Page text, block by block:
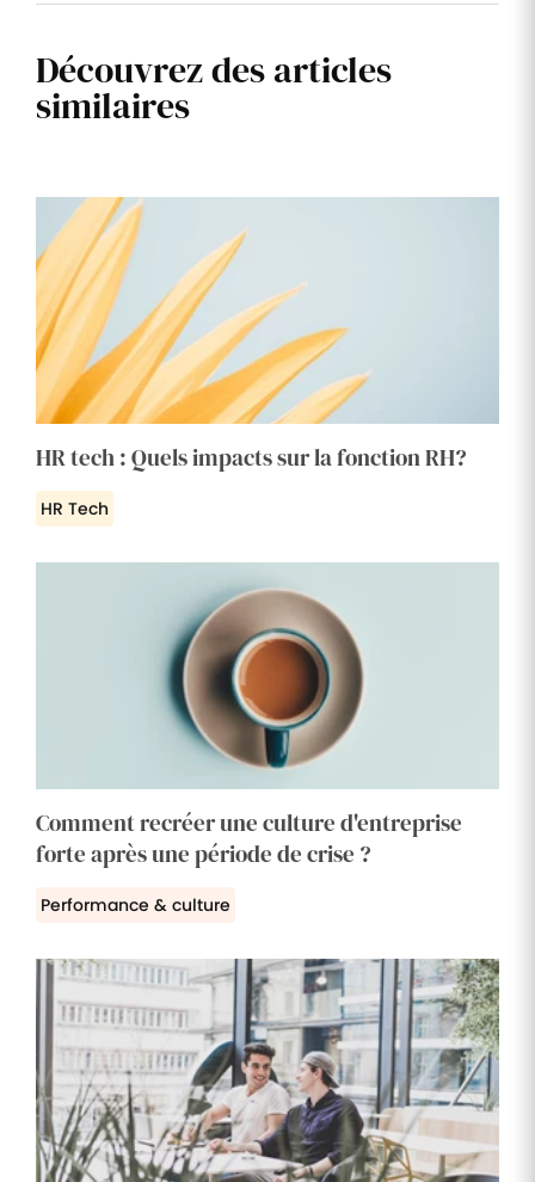
Découvrez des articles
similaires
HR tech : Quels impacts sur la fonction RH?
HR Tech
Comment recréer une culture d'entreprise
forte après une période de crise ?
Performance & culture